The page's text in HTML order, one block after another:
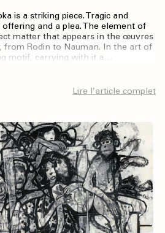
is a striking piece. Tragic and
and a plea. The element of
matter that appears in the œuvres
from Rodin to Nauman. In the art of
motif, carrying with it a…
Lire l’article complet